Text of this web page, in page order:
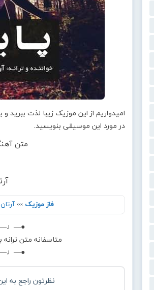
امیدواریم از این موزیک زیبا لذت
در مورد این موسیقی بنویسید.
متن
فاز موزیک ››› آرتان
متاسفانه متن
نظرتون راجع به